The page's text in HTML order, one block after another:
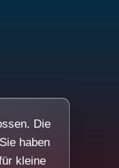
Die
haben
kleine